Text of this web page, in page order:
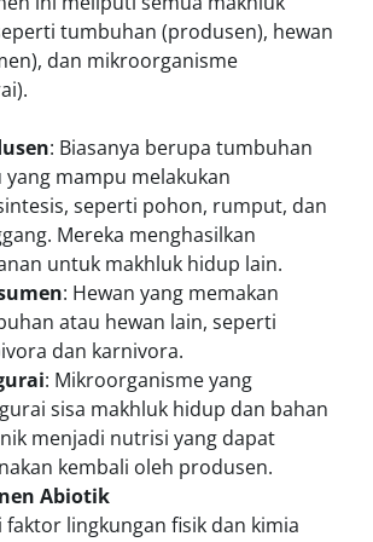
tumbuhan (produsen), hewan
dan mikroorganisme
: Biasanya berupa tumbuhan
yang mampu melakukan
seperti pohon, rumput, dan
Mereka menghasilkan
untuk makhluk hidup lain.
: Hewan yang memakan
atau hewan lain, seperti
dan karnivora.
: Mikroorganisme yang
sisa makhluk hidup dan bahan
menjadi nutrisi yang dapat
kembali oleh produsen.
Abiotik
faktor lingkungan fisik dan kimia